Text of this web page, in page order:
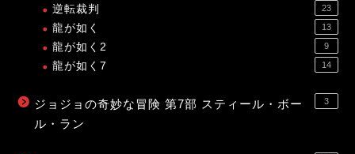
逆転裁判 23
龍が如く 13
龍が如く2 9
龍が如く7 14
ジョジョの奇妙な冒険 第7部 スティール・ボー
ル・ラン
3